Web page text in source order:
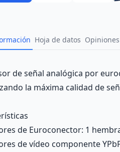
Hoja de datos Opiniones
de señal analógica por
la máxima calidad de
de Euroconector: 1
de vídeo componente